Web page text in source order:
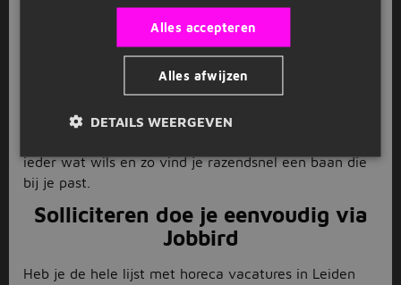
met de lekkerste gerechten. Maar je kunt ook werken
in een koffietent alsbaristaen voor mensen
overheerlijke cappuccino's maken als goed begin van
de dag. Of werk in debediening, alsbarmedewerker
of misschien wel als hotelmanager
ieder wat wils en zo vind je razendsnel een baan die
bij je past.
Solliciteren doe je eenvoudig via
Jobbird
Heb je de hele lijst met horeca vacatures in Leiden
Alles accepteren
Alles afwijzen
DETAILS WEERGEVEN